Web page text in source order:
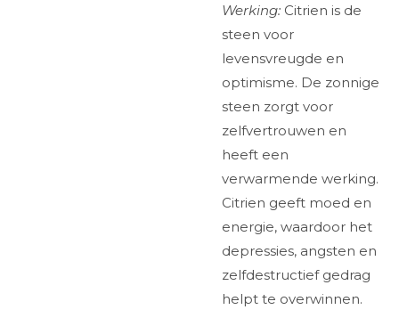
Werking: Citrien is de
steen voor
levensvreugde en
optimisme. De zonnige
steen zorgt voor
zelfvertrouwen en
heeft een
verwarmende werking.
Citrien geeft moed en
energie, waardoor het
depressies, angsten en
zelfdestructief gedrag
helpt te overwinnen.